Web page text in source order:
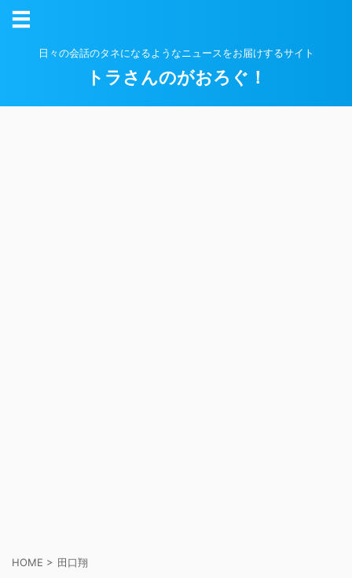
日々の会話のタネになるようなニュースをお届けするサイト
トラさんのがおろぐ！
HOME > 田口翔